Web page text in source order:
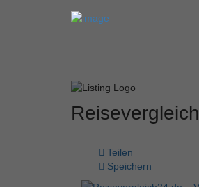
Teilen
Speichern